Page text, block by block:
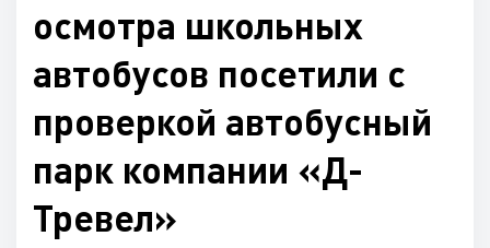
осмотра школьных
автобусов посетили с
проверкой автобусный
парк компании «Д-
Тревел»